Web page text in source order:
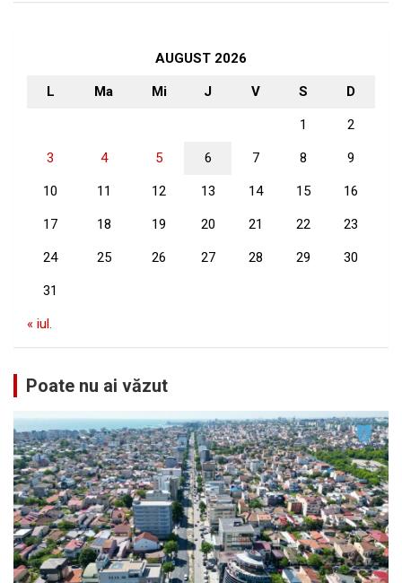
AUGUST 2026
L Ma Mi J V S D
1 2
3 4 5 6 7 8 9
10 11 12 13 14 15 16
17 18 19 20 21 22 23
24 25 26 27 28 29 30
31
« iul.
Poate nu ai văzut